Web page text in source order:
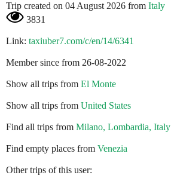
Trip created on 04 August 2026 from Italy
3831
Link: taxiuber7.com/c/en/14/6341
Member since from 26-08-2022
Show all trips from El Monte
Show all trips from United States
Find all trips from Milano, Lombardia, Italy
Find empty places from Venezia
Other trips of this user: